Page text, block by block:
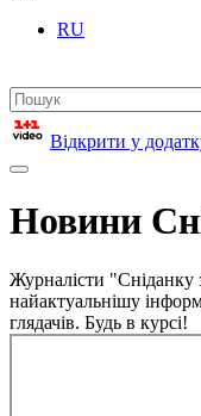
RU
Відкрити у
Новини
Журналісти "Сніданку
найактуальнішу
глядачів. Будь в курсі!